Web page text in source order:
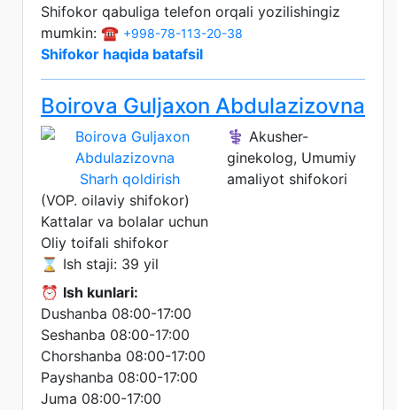
Shifokor qabuliga telefon orqali yozilishingiz
mumkin: ☎️ +998-78-113-20-38
Shifokor haqida batafsil
Boirova Guljaxon Abdulazizovna
Sharh qoldirish
⚕️ Akusher-
ginekolog, Umumiy
amaliyot shifokori
(VOP. oilaviy shifokor)
Kattalar va bolalar uchun
Oliy toifali shifokor
⌛ Ish staji: 39 yil
⏰ Ish kunlari:
Dushanba 08:00-17:00
Seshanba 08:00-17:00
Chorshanba 08:00-17:00
Payshanba 08:00-17:00
Juma 08:00-17:00